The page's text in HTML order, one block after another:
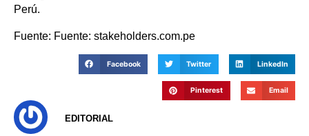
Perú.
Fuente: Fuente: stakeholders.com.pe
Facebook Twitter LinkedIn
Pinterest Email
EDITORIAL